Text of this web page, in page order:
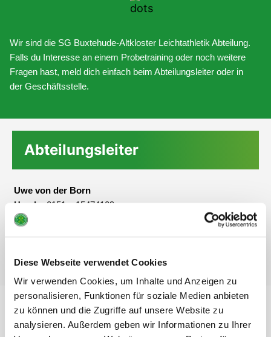
Diese Webseite verwendet Cookies
Wir verwenden Cookies, um Inhalte und Anzeigen zu
personalisieren, Funktionen für soziale Medien anbieten
zu können und die Zugriffe auf unsere Website zu
analysieren. Außerdem geben wir Informationen zu Ihrer
Wir sind die SG Buxtehude-Altkloster Leichtathletik Abteilung.
Falls du Interesse an einem Probetraining oder noch weitere
Fragen hast, meld dich einfach beim Abteilungsleiter oder in
der Geschäftsstelle.
Abteilungsleiter
Uwe von der Born
Handy: 0151 – 15474109
BBS-Halle (Winter):
Wir suchen Dich!